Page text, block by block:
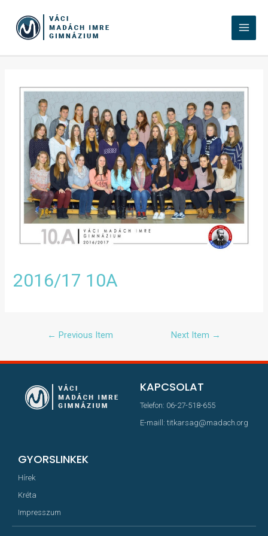
2016/17 10A
← Previous Item Next Item →
KAPCSOLAT
Telefon: 06-27-518-655
E-maill: titkarsag@madach.org
GYORSLINKEK
Hírek
Kréta
Impresszum